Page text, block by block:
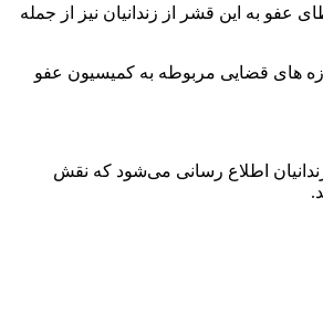
به این قشر از زندانیان نیز از جمله
های قضایی مربوطه به کمیسیون عفو
اطلاع رسانی می‌شود که نقش